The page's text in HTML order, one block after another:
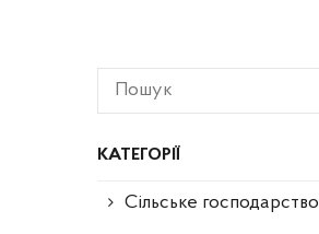
КАТЕГОРІЇ
Сільське господарство